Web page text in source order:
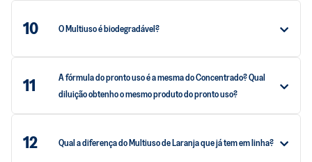
10 O Multiuso é biodegradável?
11
A fórmula do pronto uso é a mesma do Concentrado? Qual
diluição obtenho o mesmo produto do pronto uso?
12 Qual a diferença do Multiuso de Laranja que já tem em linha?